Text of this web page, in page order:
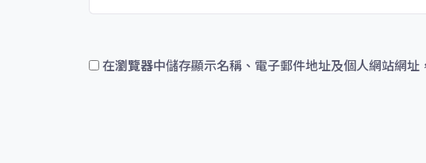
在瀏覽器中儲存顯示名稱、電子郵件地址及個人網站網址